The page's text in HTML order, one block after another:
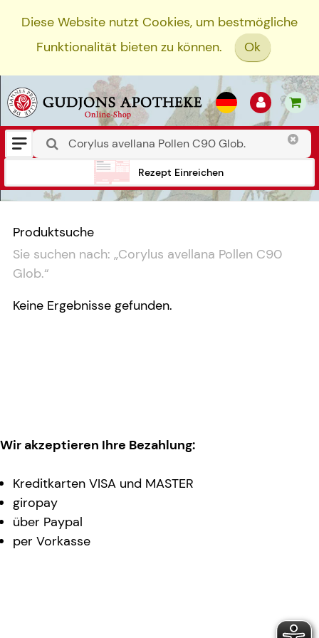
Diese Website nutzt Cookies, um bestmögliche
Funktionalität bieten zu können.
Ok
Rezept Einreichen
Produktsuche
Sie suchen nach: „Corylus avellana Pollen C90
Glob.“
Keine Ergebnisse gefunden.
Wir akzeptieren Ihre Bezahlung:
Kreditkarten VISA und MASTER
giropay
über Paypal
per Vorkasse